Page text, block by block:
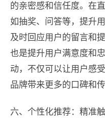
的亲密感和信任度。在
如抽奖、问答等，提升
及时回应用户的留言和
也是提升用户满意度和
动，不仅可以让用户感
品牌带来更多的口碑和传
六、个性化推荐：精准